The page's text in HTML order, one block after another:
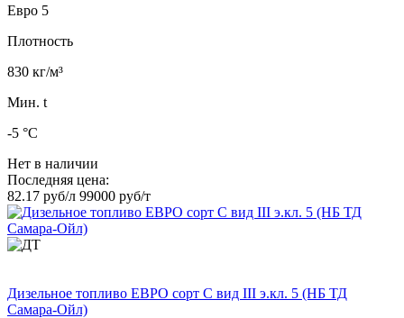
Евро 5
Плотность
830 кг/м³
Мин. t
-5 °C
Нет в наличии
Последняя цена:
82.17 руб/л 99000 руб/т
Дизельное топливо ЕВРО сорт C вид III э.кл. 5 (НБ ТД
Самара-Ойл)